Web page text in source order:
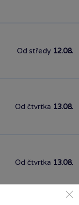
Od středy 12.08.
Od čtvrtka 13.08.
Od čtvrtka 13.08.